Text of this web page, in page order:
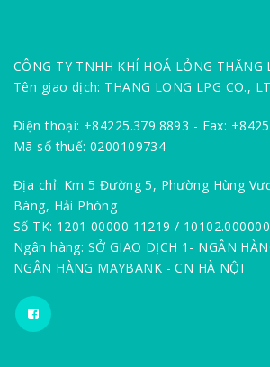
CÔNG TY TNHH KHÍ HOÁ LỎNG THĂNG
Tên giao dịch: THANG LONG LPG CO.,
Điện thoại: +84225.379.8893 - Fax:
Mã số thuế: 0200109734
Địa chỉ: Km 5 Đường 5, Phường Hùng
Bàng, Hải Phòng
Số TK: 1201 00000 11219 /
Ngân hàng: SỞ GIAO DỊCH 1- NGÂN
NGÂN HÀNG MAYBANK - CN HÀ NỘI